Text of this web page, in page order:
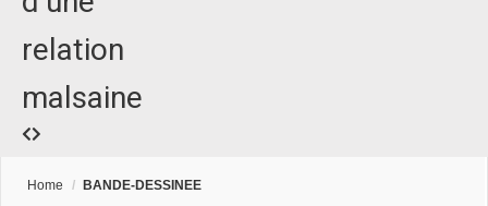
relation
malsaine
Home / BANDE-DESSINEE